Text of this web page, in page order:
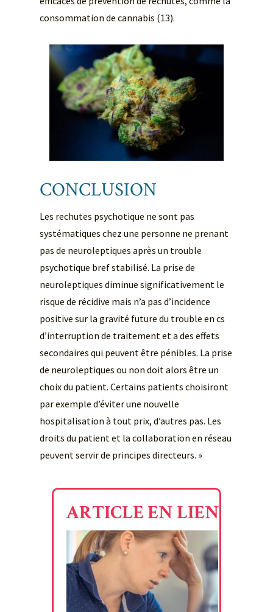
consommation de cannabis (13).
CONCLUSION
Les rechutes psychotique ne sont pas
systématiques chez une personne ne prenant
pas de neuroleptiques après un trouble
psychotique bref stabilisé. La prise de
neuroleptiques diminue significativement le
risque de récidive mais n’a pas d’incidence
positive sur la gravité future du trouble en cs
d’interruption de traitement et a des effets
secondaires qui peuvent être pénibles. La prise
de neuroleptiques ou non doit alors être un
choix du patient. Certains patients choisiront
par exemple d’éviter une nouvelle
hospitalisation à tout prix, d’autres pas. Les
droits du patient et la collaboration en réseau
peuvent servir de principes directeurs. »
ARTICLE EN LIEN